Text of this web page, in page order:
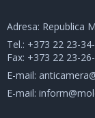
Adresa: Republica
Tel.: +373 22 23-
Fax: +373 22 23-
E-mail:
E-mail: